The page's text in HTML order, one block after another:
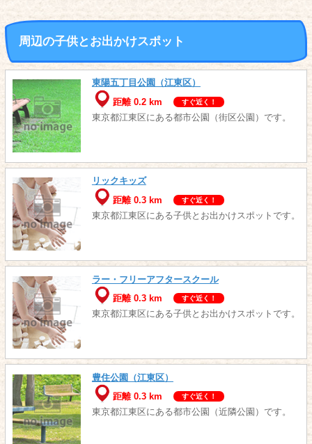
周辺の子供とお出かけスポット
東陽五丁目公園（江東区）
距離 0.2 km
すぐ近く！
東京都江東区にある都市公園（街区公園）です。
リックキッズ
距離 0.3 km
すぐ近く！
東京都江東区にある子供とお出かけスポットです。
ラー・フリーアフタースクール
距離 0.3 km
すぐ近く！
東京都江東区にある子供とお出かけスポットです。
豊住公園（江東区）
距離 0.3 km
すぐ近く！
東京都江東区にある都市公園（近隣公園）です。